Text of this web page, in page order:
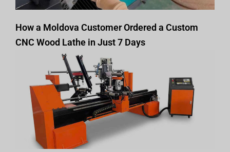
How a Moldova Customer Ordered a Custom
CNC Wood Lathe in Just 7 Days